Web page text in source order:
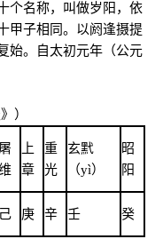
个名称，叫做岁阳，依
甲子相同。以阏逢摄提
始。自太初元年（公元
）
屠
上
章
重
光
玄黓
（yì）
昭
阳
己 庚 辛 壬 癸